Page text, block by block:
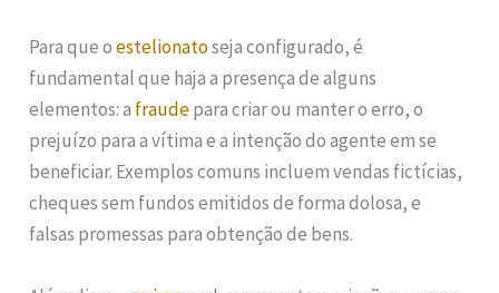
Para que oestelionatoseja configurado, é
fundamental que haja a presença de alguns
elementos: a fraudepara criar ou manter o erro, o
prejuízo para a vítima e a intenção do agente em se
beneficiar. Exemplos comuns incluem vendas fictícias,
cheques sem fundos emitidos de forma dolosa, e
falsas promessas para obtenção de bens.